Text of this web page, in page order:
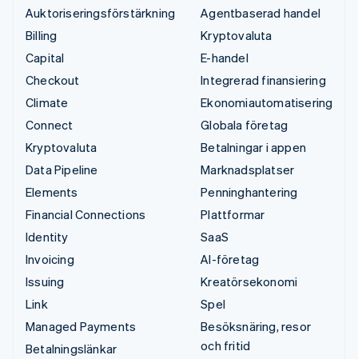
Auktoriseringsförstärkning
Billing
Capital
Checkout
Climate
Connect
Kryptovaluta
Data Pipeline
Elements
Financial Connections
Identity
Invoicing
Issuing
Link
Managed Payments
Betalningslänkar
Agentbaserad handel
Kryptovaluta
E-handel
Integrerad finansiering
Ekonomiautomatisering
Globala företag
Betalningar i appen
Marknadsplatser
Penninghantering
Plattformar
SaaS
AI-företag
Kreatörsekonomi
Spel
Besöksnäring, resor
och fritid